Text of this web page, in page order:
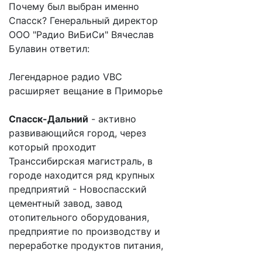
Почему был выбран именно
Спасск? Генеральный директор
ООО "Радио ВиБиСи" Вячеслав
Булавин ответил:
Легендарное радио VBC
расширяет вещание в Приморье
Спасск-Дальний - активно
развивающийся город, через
который проходит
Транссибирская магистраль, в
городе находится ряд крупных
предприятий - Новоспасский
цементный завод, завод
отопительного оборудования,
предприятие по производству и
переработке продуктов питания,